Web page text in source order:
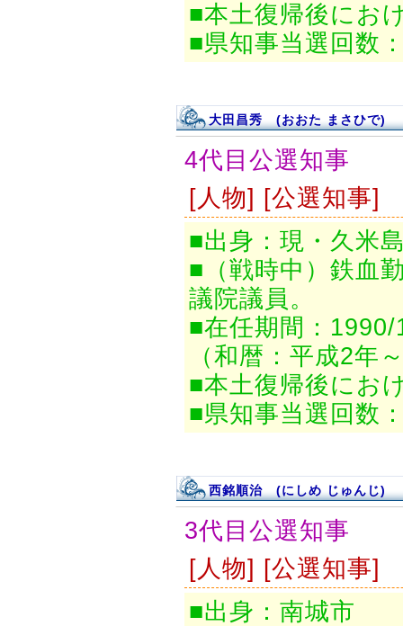
■本土復帰後にお
■県知事当選回数
大田昌秀 (おおた まさひで)
4代目公選知事
[人物] [公選知事]
■出身：現・久米
■（戦時中）鉄血
議院議員。
■在任期間：
（和暦：平成2年
■本土復帰後にお
■県知事当選回数
西銘順治 (にしめ じゅんじ)
3代目公選知事
[人物] [公選知事]
■出身：南城市